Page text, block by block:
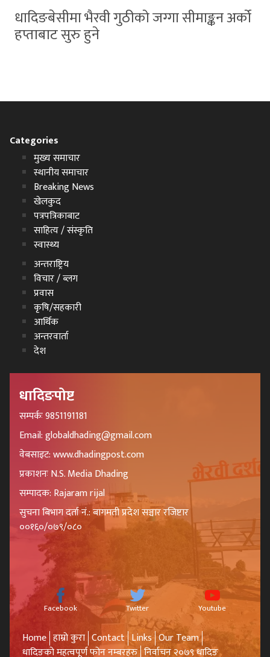
धादिङबेसीमा भैरवी गुठीको जग्गा सीमाङ्कन अर्को
हप्ताबाट सुरु हुने
Categories
मुख्य समाचार
स्थानीय समाचार
Breaking News
खेलकुद
पत्रपत्रिकाबाट
साहित्य / संस्कृति
स्वास्थ्य
अन्तराष्ट्रिय
विचार / ब्लग
प्रवास
कृषि/सहकारी
आर्थिक
अन्तरवार्ता
देश
धादिङपोष्ट
सम्पर्कः 9851191181
Email: globaldhading@gmail.com
वेबसाइट: www.dhadingpost.com
प्रकाशनः N.S. Media Dhading
सम्पादक: Rajaram rijal
सुचना बिभाग दर्ता नं.: बागमती प्रदेश सञ्चार रजिष्टार
००१६०/०७९/०८०
Facebook Twitter Youtube
Home हाम्रो कुरा Contact Links Our Team
धादिङको महत्वपूर्ण फोन नम्बरहरु निर्वाचन २०७९ धादिङ